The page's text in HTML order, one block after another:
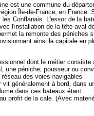
est une commune du
Île-de-France, en France.
les Conflanais. L'essor de la
l'installation de la tête aval
la remonte des péniches
ainsi la capitale en
dont le métier consiste
une péniche, pousseur ou
des voies navigables
vit généralement à bord, dans
dans ces bateaux étant
profit de la cale. (Avec